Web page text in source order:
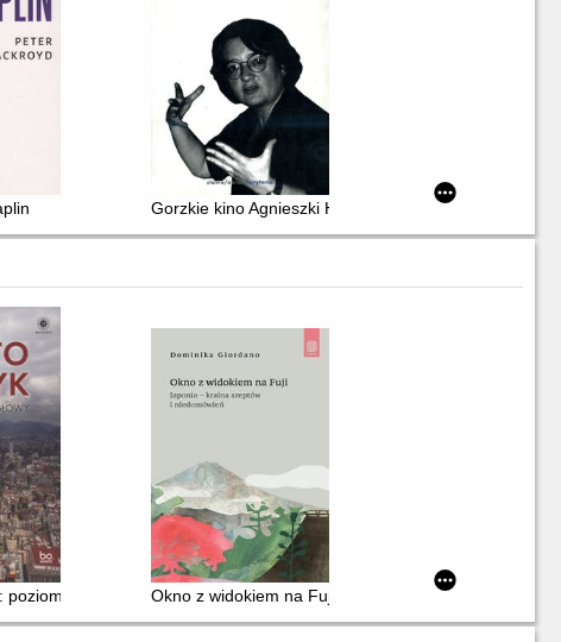
dokumentalna o Andrzeju Wajdzie
Gorzkie kino Agnieszki Holland
poziomy zawrót głowyOkno z widokiem na Fuji : Japonia - kraina szeptów i